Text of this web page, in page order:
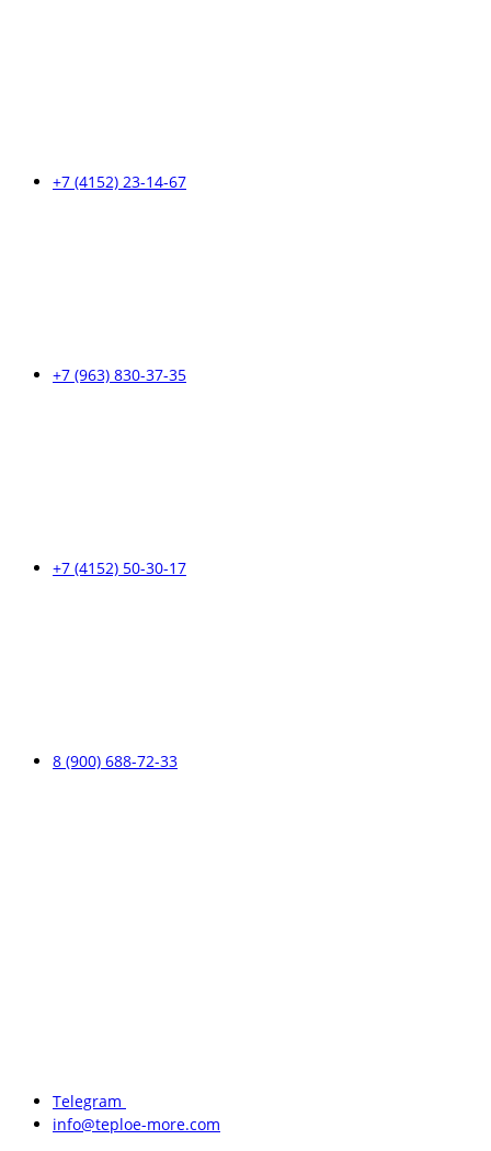
+7 (4152) 23-14-67
+7 (963) 830-37-35
+7 (4152) 50-30-17
8 (900) 688-72-33
Telegram
info@teploe-more.com